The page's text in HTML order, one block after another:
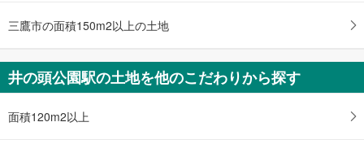
三鷹市の面積150m2以上の土地
井の頭公園駅の土地を他のこだわりから探す
面積120m2以上